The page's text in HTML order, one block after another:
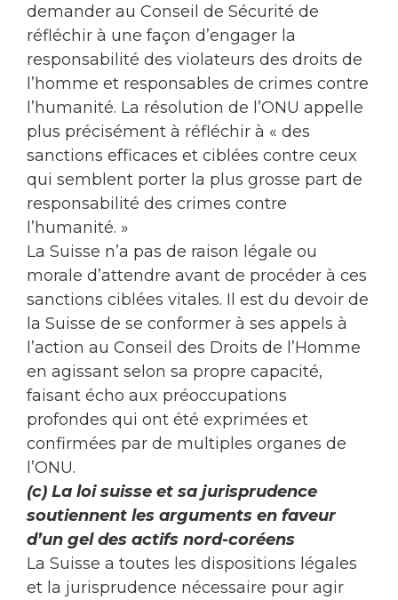
demander au Conseil de Sécurité de
réfléchir à une façon d’engager la
responsabilité des violateurs des droits de
l’homme et responsables de crimes contre
l’humanité. La résolution de l’ONU appelle
plus précisément à réfléchir à « des
sanctions efficaces et ciblées contre ceux
qui semblent porter la plus grosse part de
responsabilité des crimes contre
l’humanité. »
La Suisse n’a pas de raison légale ou
morale d’attendre avant de procéder à ces
sanctions ciblées vitales. Il est du devoir de
la Suisse de se conformer à ses appels à
l’action au Conseil des Droits de l’Homme
en agissant selon sa propre capacité,
faisant écho aux préoccupations
profondes qui ont été exprimées et
confirmées par de multiples organes de
l’ONU.
(c) La loi suisse et sa jurisprudence
soutiennent les arguments en faveur
d’un gel des actifs nord-coréens
La Suisse a toutes les dispositions légales
et la jurisprudence nécessaire pour agir